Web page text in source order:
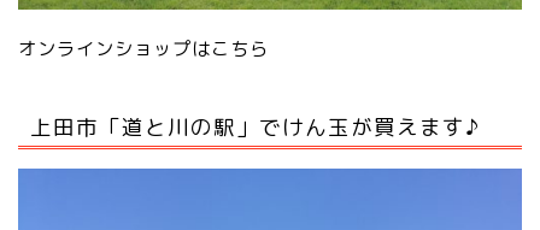
オンラインショップはこちら
上田市「道と川の駅」でけん玉が買えます♪